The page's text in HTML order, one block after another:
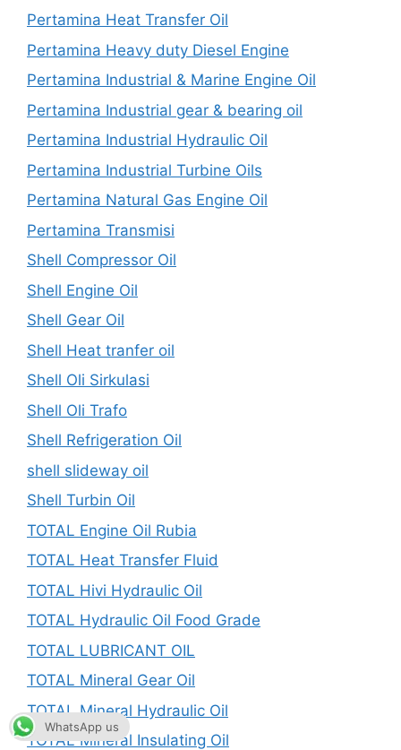
Pertamina Heat Transfer Oil
Pertamina Heavy duty Diesel Engine
Pertamina Industrial & Marine Engine Oil
Pertamina Industrial gear & bearing oil
Pertamina Industrial Hydraulic Oil
Pertamina Industrial Turbine Oils
Pertamina Natural Gas Engine Oil
Pertamina Transmisi
Shell Compressor Oil
Shell Engine Oil
Shell Gear Oil
Shell Heat tranfer oil
Shell Oli Sirkulasi
Shell Oli Trafo
Shell Refrigeration Oil
shell slideway oil
Shell Turbin Oil
TOTAL Engine Oil Rubia
TOTAL Heat Transfer Fluid
TOTAL Hivi Hydraulic Oil
TOTAL Hydraulic Oil Food Grade
TOTAL LUBRICANT OIL
TOTAL Mineral Gear Oil
TOTAL Mineral Hydraulic Oil
TOTAL Mineral Insulating Oil
WhatsApp us